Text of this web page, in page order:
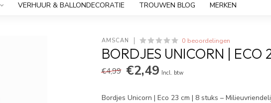
VERHUUR & BALLONDECORATIE TROUWEN BLOG MERKEN
AMSCAN 0 beoordelingen
BORDJES UNICORN | ECO
€4,99 €2,49 Incl. btw
Bordjes Unicorn | Eco 23 cm | 8 stuks –